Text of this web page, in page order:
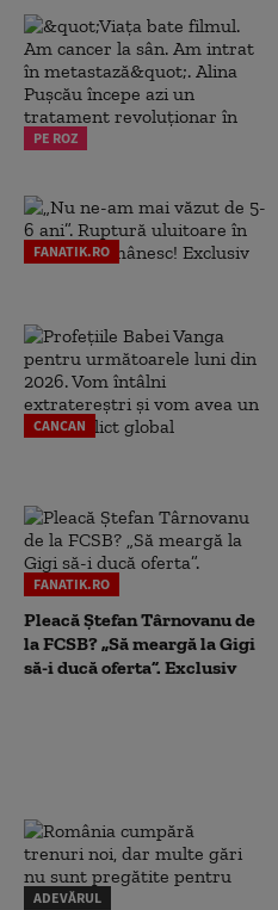
PE ROZ
FANATIK.RO
CANCAN
FANATIK.RO
Pleacă Ștefan Târnovanu de
la FCSB? „Să meargă la Gigi
să-i ducă oferta”. Exclusiv
ADEVĂRUL